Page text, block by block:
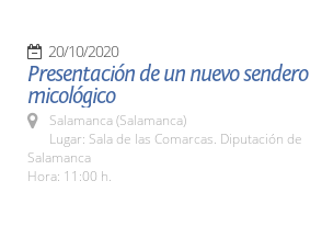
20/10/2020
Presentación de un nuevo sendero
micológico
Salamanca (Salamanca)
Lugar: Sala de las Comarcas. Diputación de
Salamanca
Hora: 11:00 h.